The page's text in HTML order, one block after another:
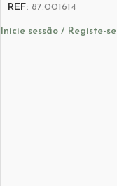
REF: 87.001614
Inicie sessão / Registe-